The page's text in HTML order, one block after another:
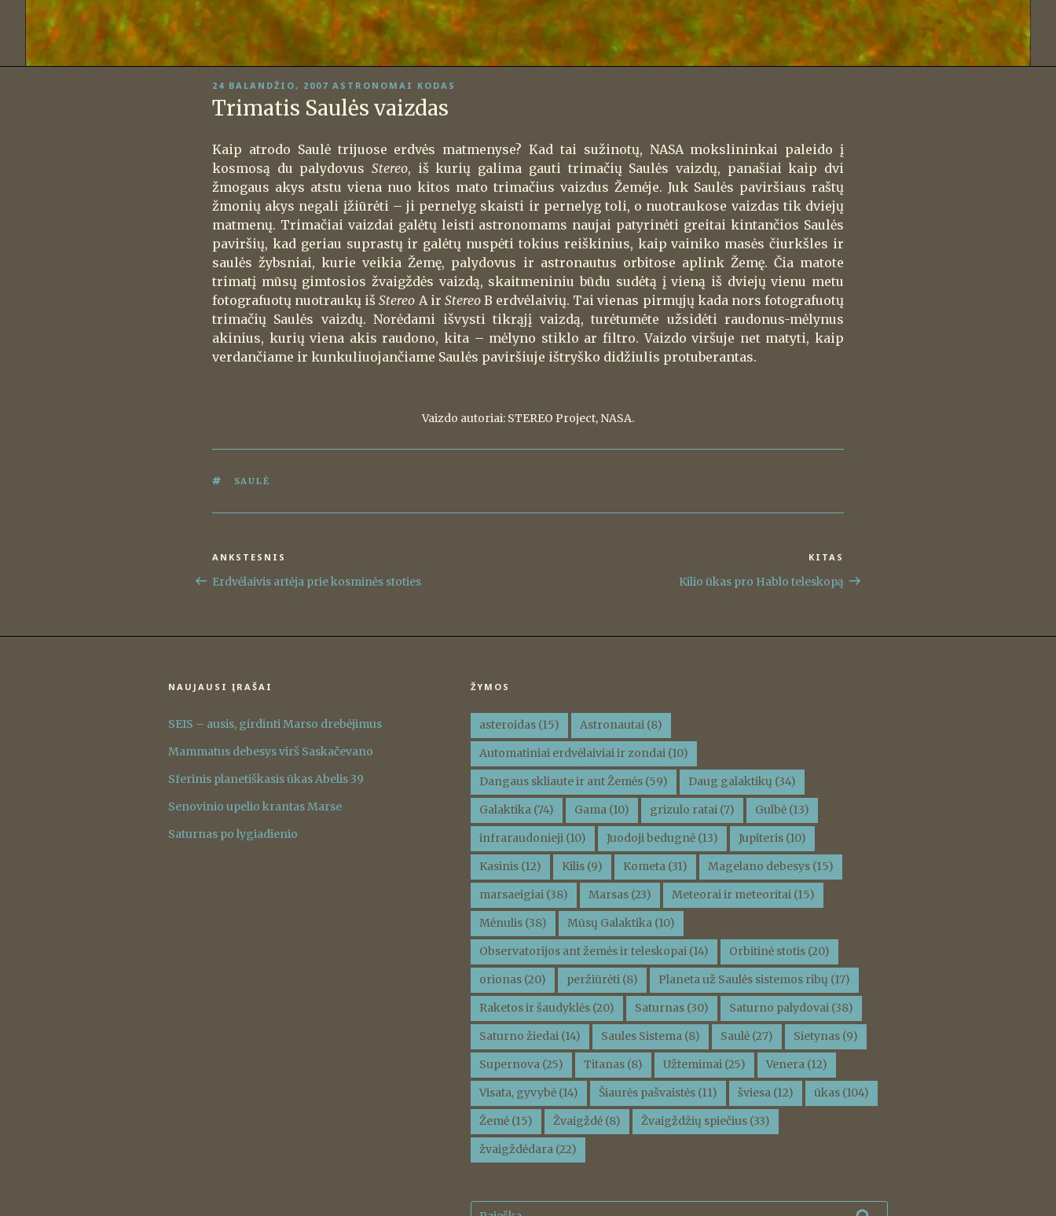
PASKELBTA
24 BALANDŽIO, 2007 ASTRONOMAI KODAS
Trimatis Saulės vaizdas
Kaip atrodo Saulė trijuose erdvės matmenyse? Kad tai sužinotų, NASA mokslininkai paleido į
kosmosą du palydovusStereo, iš kurių galima gauti trimačių Saulės vaizdų, panašiai kaip dvi
žmogaus akys atstu viena nuo kitos mato trimačius vaizdus Žemėje. Juk Saulės paviršiaus raštų
žmonių akys negali įžiūrėti – ji pernelyg skaisti ir pernelyg toli, o nuotraukose vaizdas tik dviejų
matmenų. Trimačiai vaizdai galėtų leisti astronomams naujai patyrinėti greitai kintančios Saulės
paviršių, kad geriau suprastų ir galėtų nuspėti tokius reiškinius, kaip vainiko masės čiurkšles ir
saulės žybsniai, kurie veikia Žemę, palydovus ir astronautus orbitose aplink Žemę. Čia matote
trimatį mūsų gimtosios žvaigždės vaizdą, skaitmeniniu būdu sudėtą į vieną iš dviejų vienu metu
fotografuotų nuotraukų išStereo A ir StereoB erdvėlaivių. Tai vienas pirmųjų kada nors fotografuotų
trimačių Saulės vaizdų. Norėdami išvysti tikrąjį vaizdą, turėtumėte užsidėti raudonus-mėlynus
akinius, kurių viena akis raudono, kita – mėlyno stiklo ar filtro. Vaizdo viršuje net matyti, kaip
verdančiame ir kunkuliuojančiame Saulės paviršiuje ištryško didžiulis protuberantas.
Vaizdo autoriai: STEREO Project, NASA.
ŽYMOS
SAULĖ
Navigacija
tarp
Ankstesnis
įrašas
ANKSTESNIS
Erdvėlaivis artėja prie kosminės stoties
įrašas
KITAS
Kilio ūkas pro Hablo teleskopą
NAUJAUSI ĮRAŠAI
SEIS – ausis, girdinti Marso drebėjimus
Mammatus debesys virš Saskačevano
Sferinis planetiškasis ūkas Abelis 39
Senovinio upelio krantas Marse
Saturnas po lygiadienio
ŽYMOS
asteroidas(15) Astronautai(8)
Automatiniai erdvėlaiviai ir zondai(10)
Dangaus skliaute ir ant Žemės(59) Daug galaktikų (34)
Galaktika(74) Gama(10) grizulo ratai(7) Gulbė(13)
infraraudonieji(10) Juodoji bedugnė(13) Jupiteris(10)
Kasinis(12) Kilis(9) Kometa(31) Magelano debesys(15)
marsaeigiai(38) Marsas(23) Meteorai ir meteoritai(15)
Mėnulis(38) Mūsų Galaktika(10)
Observatorijos ant žemės ir teleskopai(14) Orbitinė stotis(20)
orionas(20) peržiūrėti(8) Planeta už Saulės sistemos ribų (17)
Raketos ir šaudyklės(20) Saturnas(30) Saturno palydovai(38)
Saturno žiedai(14) Saules Sistema(8) Saulė(27) Sietynas(9)
Supernova(25) Titanas(8) Užtemimai(25) Venera(12)
Visata, gyvybė(14) Šiaurės pašvaistės(11) šviesa(12) ūkas(104)
Žemė(15) Žvaigždė(8) Žvaigždžių spiečius(33)
žvaigždėdara(22)
Ieškoti: